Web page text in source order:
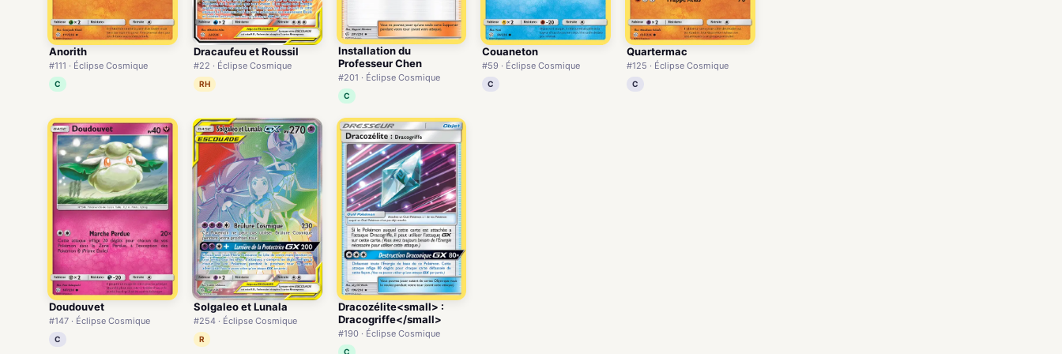
Anorith
#111 · Éclipse Cosmique
C
Dracaufeu et Roussil
#22 · Éclipse Cosmique
RH
Installation du
Professeur Chen
#201 · Éclipse Cosmique
C
Couaneton
#59 · Éclipse Cosmique
C
Quartermac
#125 · Éclipse Cosmique
C
Doudouvet
#147 · Éclipse Cosmique
C
Solgaleo et Lunala
#254 · Éclipse Cosmique
R
Dracozélite<small> :
Dracogriffe</small>
#190 · Éclipse Cosmique
C